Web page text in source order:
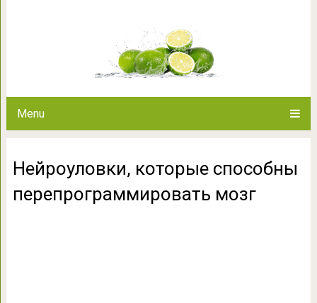
Menu
Нейроуловки, которые способны
перепрограммировать мозг